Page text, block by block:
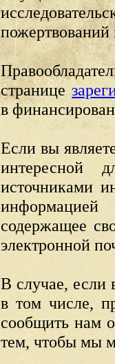
пожертвований
странице
в
Если вы
интересной
источниками
содержащее
электронной
В случае, если
в том числе,
сообщить нам
тем, чтобы мы